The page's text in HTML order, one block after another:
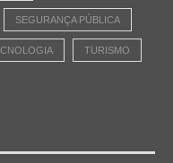
SEGURANÇA PÚBLICA
TURISMO